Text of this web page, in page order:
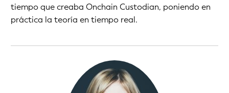
tiempo que creaba Onchain Custodian, poniendo en
práctica la teoría en tiempo real.